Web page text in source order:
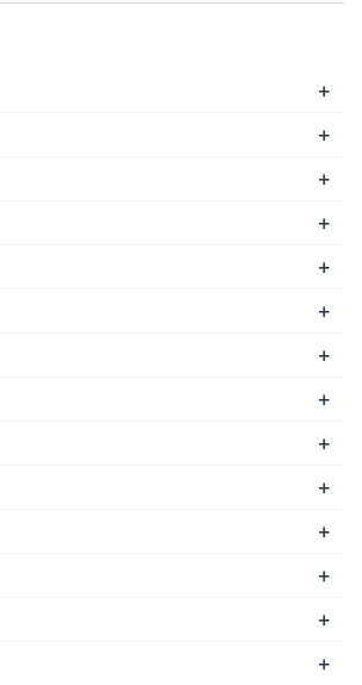
+
+
+
+
+
+
+
+
+
+
+
+
+
+